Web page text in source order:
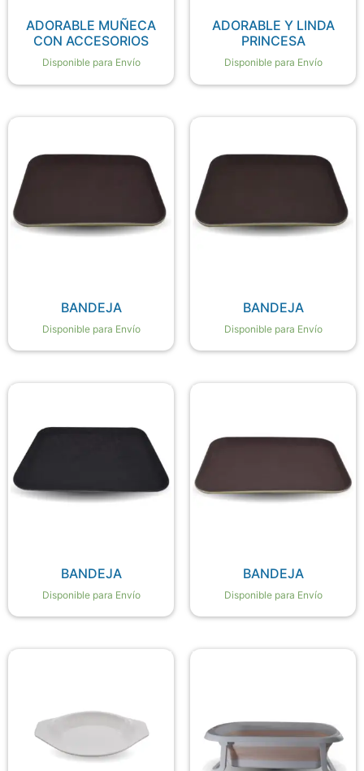
ADORABLE MUÑECA
CON ACCESORIOS
Disponible para Envío
ADORABLE Y LINDA
PRINCESA
Disponible para Envío
BANDEJA
Disponible para Envío
BANDEJA
Disponible para Envío
BANDEJA
Disponible para Envío
BANDEJA
Disponible para Envío